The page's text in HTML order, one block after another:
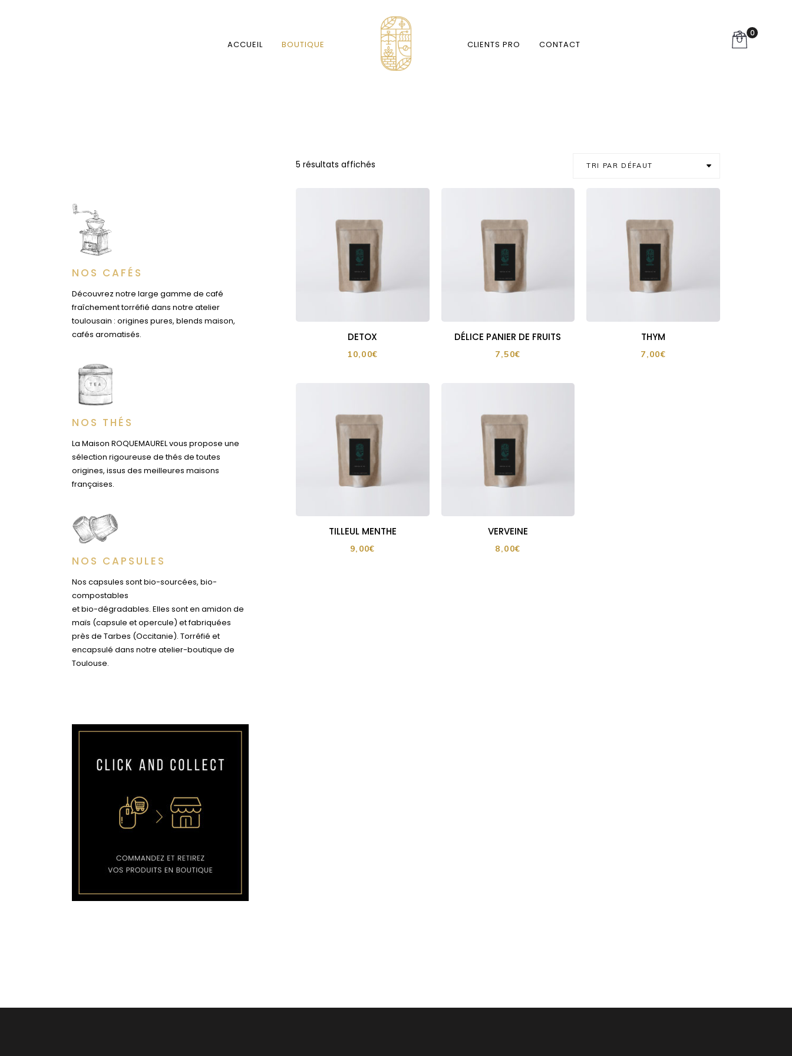
ACCUEIL BOUTIQUE CLIENTS PRO CONTACT
0
5 résultats affichés TRI PAR DÉFAUT
DETOX
10,00€
DÉLICE PANIER DE FRUITS
7,50€
THYM
7,00€
TILLEUL MENTHE
9,00€
VERVEINE
8,00€
NOS CAFÉS
Découvrez notre large gamme de café
fraîchement torréfié dans notre atelier
toulousain : origines pures, blends maison,
cafés aromatisés.
NOS THÉS
La Maison ROQUEMAUREL vous propose une
sélection rigoureuse de thés de toutes
origines, issus des meilleures maisons
françaises.
NOS CAPSULES
Nos capsules sont bio-sourcées, bio-
compostables
et bio-dégradables. Elles sont en amidon de
maïs (capsule et opercule) et fabriquées
près de Tarbes (Occitanie). Torréfié et
encapsulé dans notre atelier-boutique de
Toulouse.